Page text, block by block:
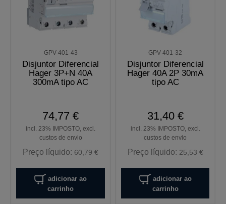
GPV-401-43
Disjuntor Diferencial
Hager 3P+N 40A
300mA tipo AC
74,77 €
incl. 23% IMPOSTO, excl.
custos de envio
Preço líquido: 60,79 €
adicionar ao
carrinho
GPV-401-32
Disjuntor Diferencial
Hager 40A 2P 30mA
tipo AC
31,40 €
incl. 23% IMPOSTO, excl.
custos de envio
Preço líquido: 25,53 €
adicionar ao
carrinho